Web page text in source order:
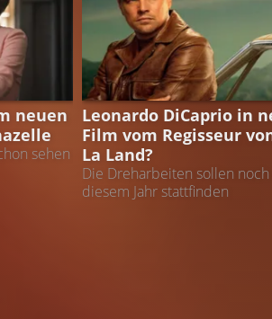
neuen
sehen
LEONARDO DICAPRIO
Leonardo DiCaprio in
Film vom Regisseur
La Land?
Die Dreharbeiten sollen noch
diesem Jahr stattfinden